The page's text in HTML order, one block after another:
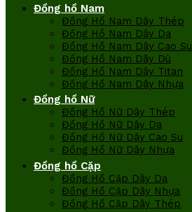
Đồng hồ Nam
Đồng Hồ Nam Dây Thép
Đồng Hồ Nam Dây Da
Đồng Hồ Nam Dây Cao Su
Đồng Hồ Nam Dây Dù
Đồng Hồ Nam Dây Titan
Đồng Hồ Nam Dây Nhựa
Đồng hồ Nữ
Đồng Hồ Nữ Dây Thép
Đồng Hồ Nữ Dây Da
Đồng Hồ Nữ Dây Cao Su
Đồng Hồ Nữ Dây Nhựa
Đồng hồ Cặp
Đồng Hồ Cặp Dây Da
Đồng Hồ Cặp Dây Nhựa
Đồng Hồ Cặp Dây Thép